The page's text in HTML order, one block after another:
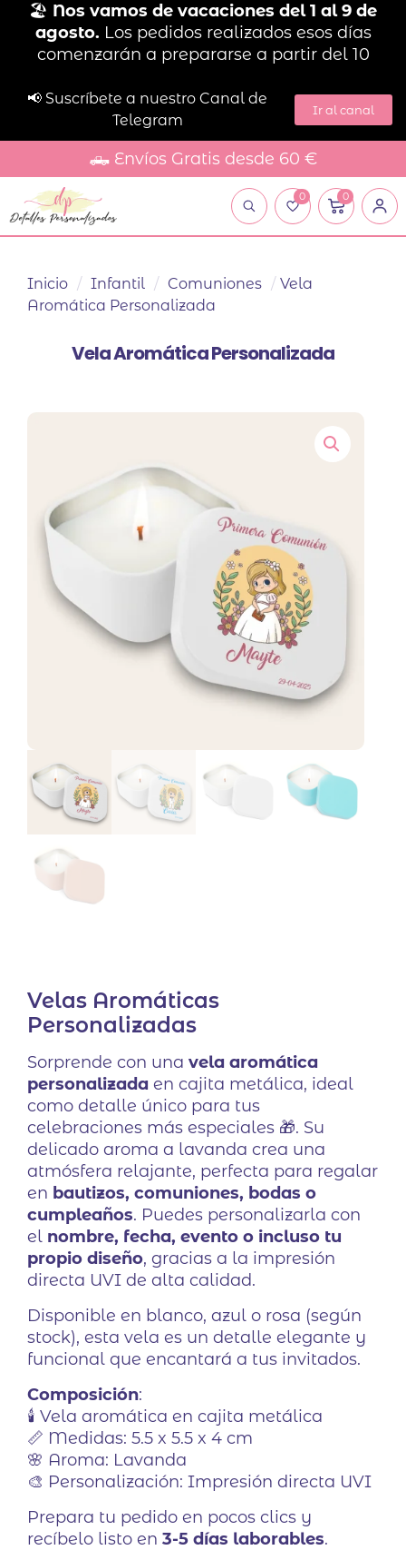
🏖️ Nos vamos de vacaciones del 1 al 9 de
agosto. Los pedidos realizados esos días
comenzarán a prepararse a partir del 10
📢 Suscríbete a nuestro Canal de
Telegram
Ir al canal
🛻 Envíos Gratis desde 60 €
0 0
Inicio / Infantil / Comuniones / Vela
Aromática Personalizada
Vela Aromática Personalizada
Velas Aromáticas
Personalizadas
Sorprende con una vela aromática
personalizada en cajita metálica, ideal
como detalle único para tus
celebraciones más especiales 🎁. Su
delicado aroma a lavanda crea una
atmósfera relajante, perfecta para regalar
en bautizos, comuniones, bodas o
cumpleaños. Puedes personalizarla con
el nombre, fecha, evento o incluso tu
propio diseño, gracias a la impresión
directa UVI de alta calidad.
Disponible en blanco, azul o rosa (según
stock), esta vela es un detalle elegante y
funcional que encantará a tus invitados.
Composición:
🕯️ Vela aromática en cajita metálica
📏 Medidas: 5.5 x 5.5 x 4 cm
🌸 Aroma: Lavanda
🎨 Personalización: Impresión directa UVI
Prepara tu pedido en pocos clics y
recíbelo listo en 3-5 días laborables.